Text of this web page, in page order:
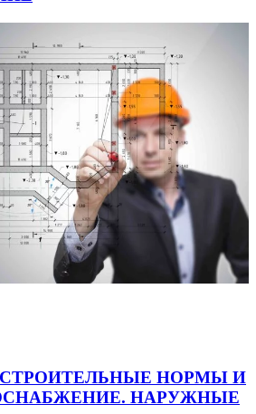
СТРОИТЕЛЬНЫЕ НОРМЫ И
НАРУЖНЫЕ